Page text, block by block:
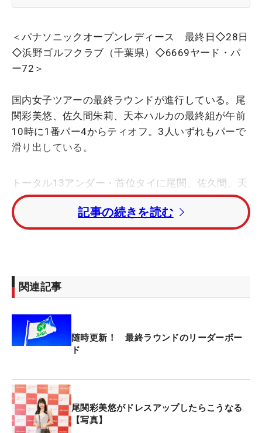
＜パナソニックオープンレディース 最終日◇28日
◇浜野ゴルフクラブ（千葉県）◇6669ヤード・パ
ー72＞
国内女子ツアーの最終ラウンドが進行している。尾
関彩美悠、佐久間朱莉、天本ハルカの最終組が午前
10時に1番パー4からティオフ。3人いずれもパーで
滑り出している。
トータル13アンダー・首位タイに尾関、佐久間、天
本。1打差4位に河本結、2打差5位タイには3週連続
優勝を狙う竹田麗央、岩井千怜、青木瀬令奈、藤田
さいき、木戸愛、高橋彩華、鶴岡果恋が続いてい
昨年覇者の穴井詩はトータル6アンダー・34位タ
イ。小祝さくらはトータル7アンダー・24位で前半
原英莉花は3ホールを消化し、トータル2アンダー・
50位につけている。
記事の続きを読む
関連記事
随時更新！ 最終ラウンドのリーダーボー
ド
尾関彩美悠がドレスアップしたらこうなる
【写真】